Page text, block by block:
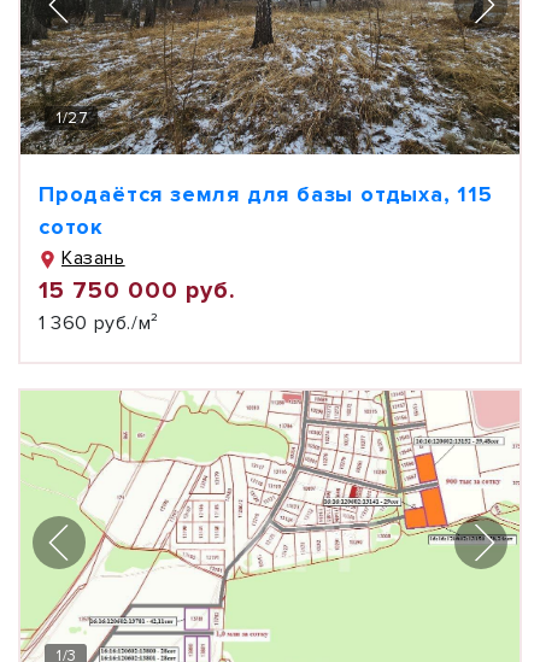
1/27
Продаётся земля для базы отдыха, 115
соток
Казань
15 750 000 руб.
1 360 руб./м²
1/3